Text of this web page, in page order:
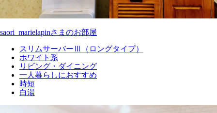
saori_marielapinさまのお部屋
スリムサーバーⅢ（ロングタイプ）
ホワイト系
リビング・ダイニング
一人暮らしにおすすめ
時短
白湯